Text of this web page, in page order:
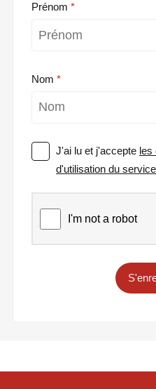
Prénom
Nom
J'ai lu et j'accepte les
d'utilisation du